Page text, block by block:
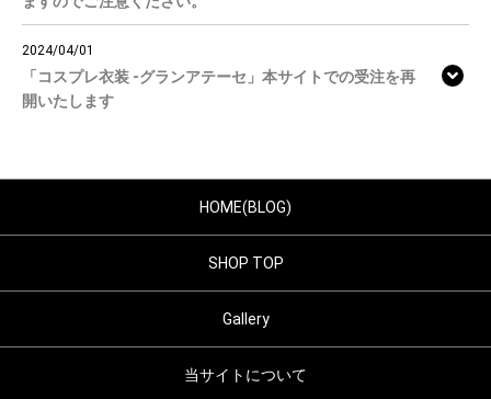
2024/04/01
「コスプレ衣装 -グランアテーセ」本サイトでの受注を再
開いたします
HOME(BLOG)
SHOP TOP
Gallery
当サイトについて